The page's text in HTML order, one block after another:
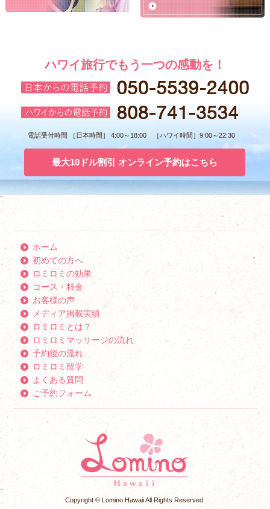
ハワイ旅行でもう一つの感動を！
電話受付時間 ［日本時間］ 4:00～18:00 ［ハワイ時間］9:00～22:30
最大10ドル割引 オンライン予約はこちら
ホーム
初めての方へ
ロミロミの効果
コース・料金
お客様の声
メディア掲載実績
ロミロミとは？
ロミロミマッサージの流れ
予約後の流れ
ロミロミ留学
よくある質問
ご予約フォーム
Copyright © Lomino Hawaii All Rights Reserved.